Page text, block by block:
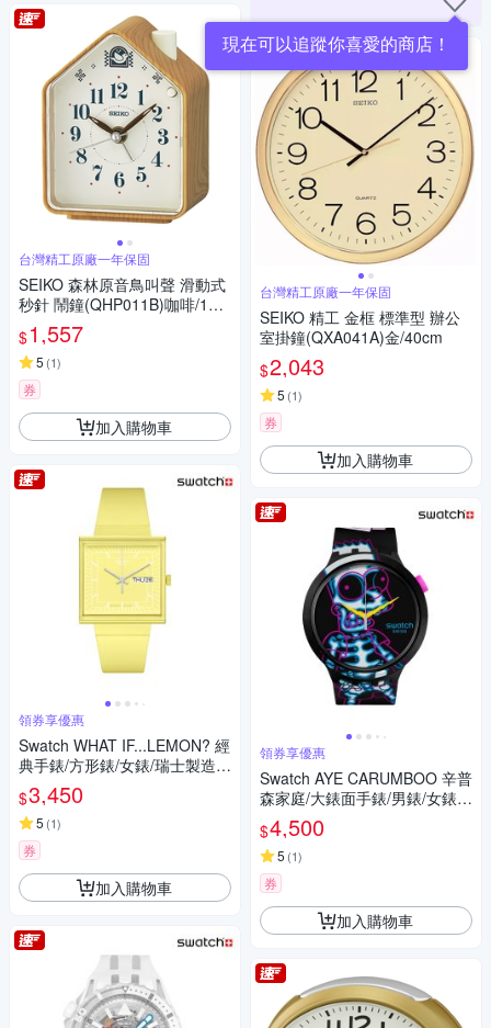
台灣精工原廠一年保固
SEIKO 森林原音鳥叫聲 滑動式
秒針 鬧鐘(QHP011B)咖啡/11X
8.6cm
$1,557
5 (1)
券
加入購物車
領券享優惠
Swatch WHAT IF...LEMON? 經
典手錶/方形錶/女錶/瑞士製造 S
O34J700 (34mm)
$3,450
5 (1)
券
加入購物車
現在可以追蹤你喜愛的商店！
台灣精工原廠一年保固
SEIKO 精工 金框 標準型 辦公
室掛鐘(QXA041A)金/40cm
$2,043
5 (1)
券
加入購物車
領券享優惠
Swatch AYE CARUMBOO 辛普
森家庭/大錶面手錶/男錶/女錶/
瑞士製造 SB01Z105 (47mm)
$4,500
5 (1)
券
加入購物車